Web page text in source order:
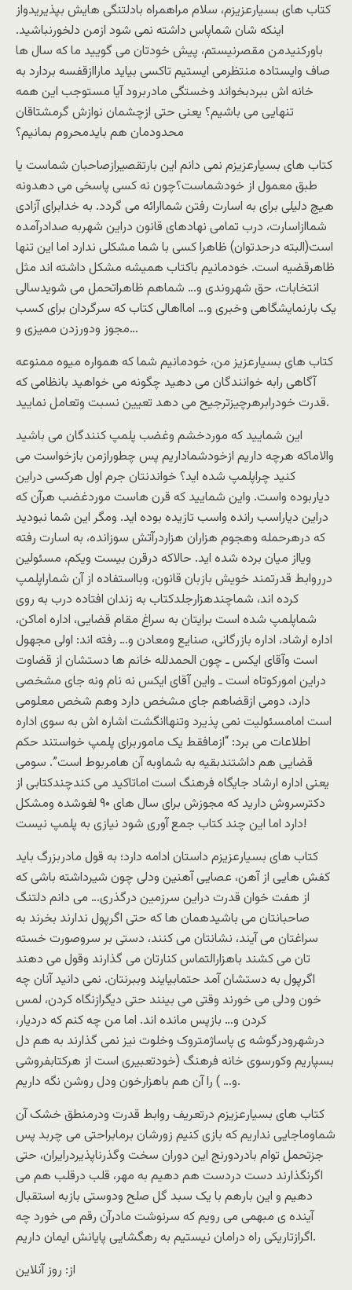
کتاب های بسیارعزیزم، سلام مراهمراه بادلتنگی هایش بپذیریدواز
اینکه شان شماپاس داشته نمی شود ازمن دلخورنباشید.
باورکنیدمن مقصرنیستم، پیش خودتان می گویید ما که سال ها
صاف وایستاده منتظرمی ایستیم تاکسی بیاید ماراازقفسه بردارد به
خانه اش ببردبخواند وخستگی مادربرود آیا مستوجب این همه
تنهایی می باشیم؟ یعنی حتی ازچشمان نوازش گرمشتاقان
محدودمان هم بایدمحروم بمانیم؟
کتاب های بسیارعزیزم نمی دانم این بارتقصیرازصاحبان شماست یا
طبق معمول از خودشماست؟چون نه کسی پاسخی می دهدونه
هیچ دلیلی برای به اسارت رفتن شماارائه می گردد. به خدابرای آزادی
شماازاسارت، درب تمامی نهادهای قانون دراین شهربه صدادرآمده
است(البته درحدتوان) ظاهرا کسی با شما مشکلی ندارد اما این تنها
ظاهرقضیه است. خودمانیم باکتاب همیشه مشکل داشته اند مثل
انتخابات، حق شهروندی و… شماهم ظاهراتحمل می شویدسالی
یک بارنمایشگاهی وخبری و… امااهالی کتاب که سرگردان برای کسب
مجوز ودورزدن ممیزی و…
کتاب های بسیارعزیز من، خودمانیم شما که همواره میوه ممنوعه
آگاهی رابه خوانندگان می دهید چگونه می خواهید بانظامی که
قدرت خودرابرهرچیزترجیح می دهد تعیین نسبت وتعامل نمایید.
این شمایید که موردخشم وغضب پلمپ کنندگان می باشید
والاماکه هرچه داریم ازخودشماداریم پس چطورازمن بازخواست می
کنید چراپلمپ شده اید؟ خواندنتان جرم اول هرکسی دراین
دیاربوده واست. واین شمایید که قرن هاست موردغضب هرآن که
دراین دیاراسب رانده واسب تازیده بوده اید. ومگر این شما نبودید
که درهرحمله وهجوم هزاران هزاردرآتش سوزانده، به اسارت رفته
ویااز میان برده شده اید. حالاکه درقرن بیست ویکم، مسئولین
درروابط قدرتمند خویش بازبان قانون، وبااستفاده از آن شماراپلمپ
کرده اند، شماچندهزارجلدکتاب به زندان افتاده درب به روی
شماپلمپ شده است برایتان به سراغ مقام قضایی، اداره اماکن،
اداره ارشاد، اداره بازرگانی، صنایع ومعادن و… رفته اند: اولی مجهول
است وآقای ایکس ـ چون الحمدلله خانم ها دستشان از قضاوت
دراین امورکوتاه است ـ واین آقای ایکس نه نام ونه جای مشخصی
دارد، دومی ازقضاهم جای مشخص دارد وهم شخص معلومی
است امامسئولیت نمی پذیرد وتنهاانگشت اشاره اش به سوی اداره
اطلاعات می برد: “ازمافقط یک ماموربرای پلمپ خواستند حکم
قضایی هم داشتندبقیه به شماوبه آن هامربوط است”. سومی
یعنی اداره ارشاد جایگاه فرهنگ است اماتاکید می کندچندکتابی از
دکترسروش دارید که مجوزش برای سال های ۹۰ لغوشده ومشکل
دارد اما این چند کتاب جمع آوری شود نیازی به پلمپ نیست!
کتاب های بسیارعزیزم داستان ادامه دارد؛ به قول مادربزرگ باید
کفش هایی از آهن، عصایی آهنین ودلی چون شیرداشته باشی که
از هفت خوان قدرت دراین سرزمین درگذری… می دانم دلتنگ
صاحبانتان می باشیدهمان ها که حتی اگرپول ندارند بخرند به
سراغتان می آیند، نشانتان می کنند، دستی بر سروصورت خسته
تان می کشند باهزارالتماس کنارتان می گذارند وقول می دهند
اگرپول به دستشان آمد حتمابیایند وببرنتان. نمی دانید آنان چه
خون ودلی می خورند وقتی می بینند حتی دیگرازنگاه کردن، لمس
کردن و… بازپس مانده اند. اما من چه کنم که دردیار،
درشهرودرگوشه ی پاساژمتروک وخلوت نیز نمی گذارند به هم دل
بسپاریم وکورسوی خانه فرهنگ (خودتعبیری است از هرکتابفروشی
و… ) را آن هم باهزارخون ودل روشن نگه داریم.
کتاب های بسیارعزیزم درتعریف روابط قدرت ودرمنطق خشک آن
شماوماجایی نداریم که بازی کنیم زورشان برمابراحتی می چربد پس
جزتحمل توام بادردورنج این دوران سخت وگذرناپذیردرایران، حتی
اگرنگذارند دست دردست هم دهیم به مهر، قلب درقلب هم می
دهیم و این بارهم با یک سبد گل صلح ودوستی بازبه استقبال
آینده ی مبهمی می رویم که سرنوشت مادرآن رقم می خورد چه
اگرازتاریکی راه درامان نیستیم به رهگشایی پایانش ایمان داریم.
از: روز آنلاین